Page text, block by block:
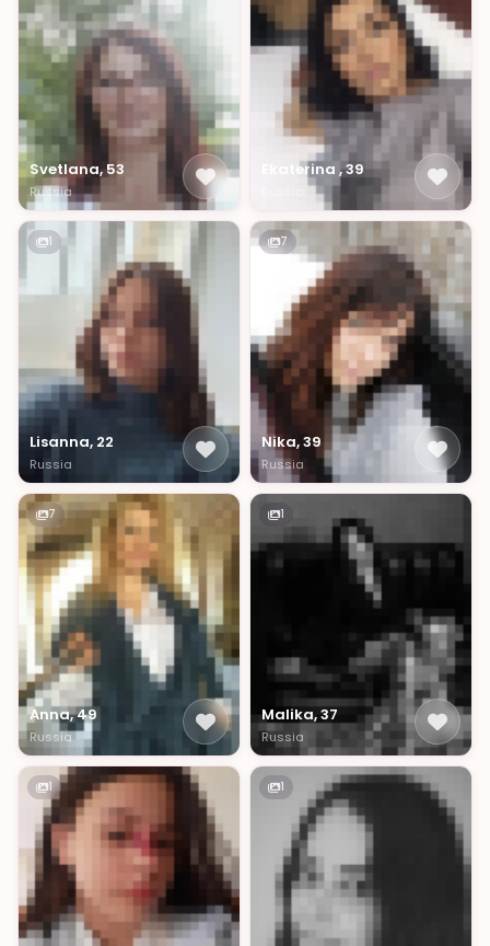
Svetlana, 53
Russia
Ekaterina , 39
1
Lisanna, 22
Russia
7
Nika, 39
Russia
7
Anna, 49
Russia
1
Malika, 37
Russia
1 1